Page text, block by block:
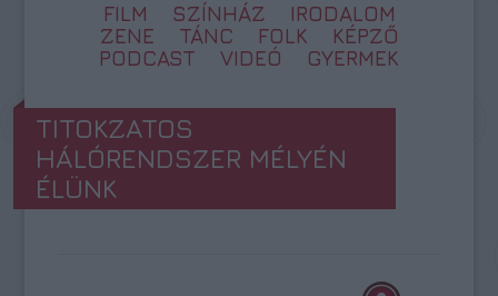
FILM SZÍNHÁZ
IRODALOM
ZENE
TÁNC FOLK
KÉPZŐ
PODCAST
VIDEÓ GYERMEK
TITOKZATOS
HÁLÓRENDSZER MÉLYÉN
ÉLÜNK